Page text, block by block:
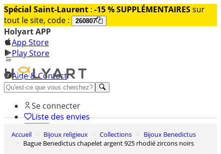
Spécial Saint-Laurent : -15 % SUPPLÉMENTAIRESsur
tout le site, code :
260807
Holyart APP
App Store
Play Store
Aide & Contact
Découvrez Premium
Se connecter
Liste des envies
0
Panier
Accueil Bijoux religieux Collections
Bijoux Benedictus
Bague Benedictus chapelet argent 925 rhodié zircons noirs